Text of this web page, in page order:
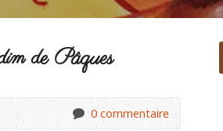
de Pâques
0 commentaire